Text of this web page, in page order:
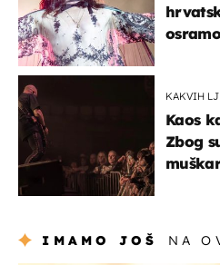
KAKVIH
Kaos
Zbog
IMAMO JOŠ NA